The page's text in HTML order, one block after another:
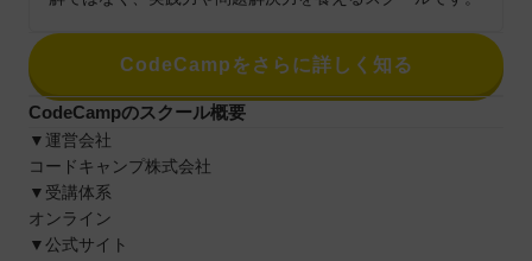
CodeCampをさらに詳しく知る
CodeCampのスクール概要
▼運営会社
コードキャンプ株式会社
▼受講体系
オンライン
▼公式サイト